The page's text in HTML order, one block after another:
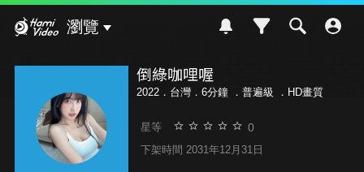
瀏覽
倒綠咖哩喔
2022．台灣．6分鐘 ． 普遍級 ．HD畫質
星等 0
下架時間 2031年12月31日